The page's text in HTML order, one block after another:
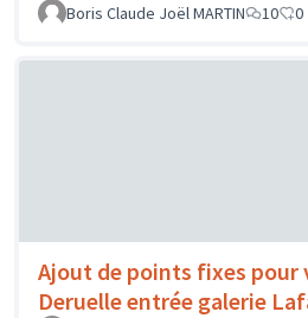
Boris Claude Joël MARTIN
10 0
Ajout de points fixes pour
Deruelle entrée galerie